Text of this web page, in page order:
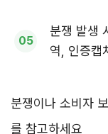
분쟁 발생
역, 인증캡
분쟁이나 소비자
를 참고하세요